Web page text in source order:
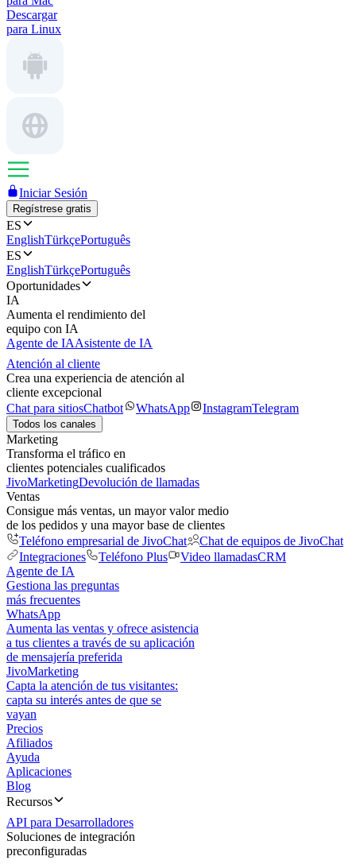
Descargar
para Linux
Iniciar Sesión
Regístrese gratis
ES
EnglishTürkçePortuguês
ES
EnglishTürkçePortuguês
Oportunidades
IA
Aumenta el rendimiento del
equipo con IA
Agente de IAAsistente de IA
Atención al cliente
Crea una experiencia de atención al
cliente excepcional
Chat para sitiosChatbot WhatsApp InstagramTelegram
Todos los canales
Marketing
Transforma el tráfico en
clientes potenciales cualificados
JivoMarketingDevolución de llamadas
Ventas
Consigue más ventas, un mayor valor medio
de los pedidos y una mayor base de clientes
Teléfono empresarial de JivoChat
Chat de equipos de JivoChat
Integraciones
Teléfono Plus Video llamadasCRM
Agente de IA
Gestiona las preguntas
más frecuentes
WhatsApp
Aumenta las ventas y ofrece asistencia
a tus clientes a través de su aplicación
de mensajería preferida
JivoMarketing
Capta la atención de tus visitantes:
capta su interés antes de que se
vayan
Precios
Afiliados
Ayuda
Aplicaciones
Blog
Recursos
API para Desarrolladores
Soluciones de integración
preconfiguradas